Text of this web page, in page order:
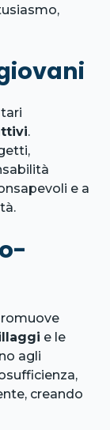
.
e a
e le
agli
creando